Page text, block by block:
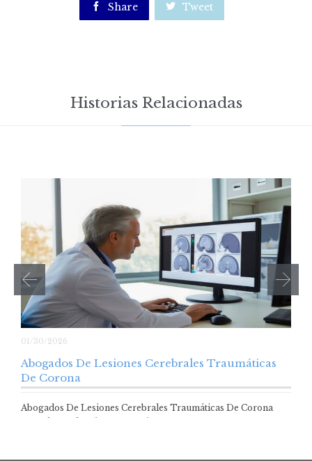
 Share  Tweet
Historias Relacionadas
01/30/2026
Abogados De Lesiones Cerebrales Traumáticas
De Corona
Abogados De Lesiones Cerebrales Traumáticas De Corona